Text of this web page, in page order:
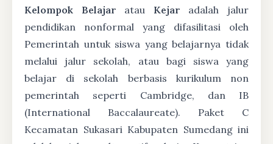
Kelompok Belajar atau Kejar adalah jalur
pendidikan nonformal yang difasilitasi oleh
Pemerintah untuk siswa yang belajarnya tidak
melalui jalur sekolah, atau bagi siswa yang
belajar di sekolah berbasis kurikulum non
pemerintah seperti Cambridge, dan IB
(International Baccalaureate). Paket C
Kecamatan Sukasari Kabupaten Sumedang ini